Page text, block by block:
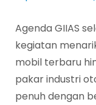
Agenda GIIAS
kegiatan
mobil terbaru
pakar industri
penuh dengan